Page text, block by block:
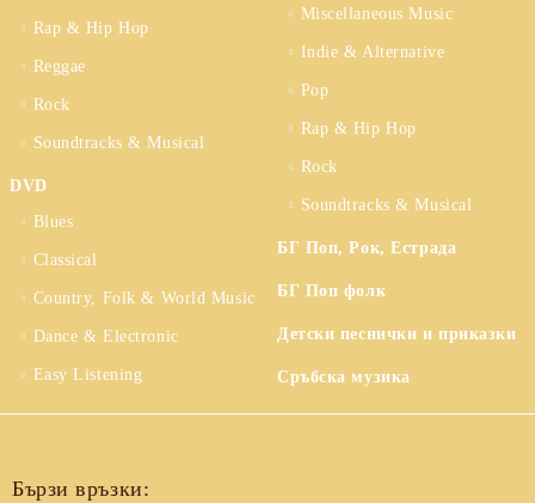
Rap & Hip Hop
Reggae
Rock
Soundtracks & Musical
DVD
Blues
Classical
Country, Folk & World Music
Dance & Electronic
Easy Listening
Miscellaneous Music
Indie & Alternative
Pop
Rap & Hip Hop
Rock
Soundtracks & Musical
БГ Поп, Рок, Естрада
БГ Поп фолк
Детски песнички и приказки
Сръбска музика
Бързи връзки: